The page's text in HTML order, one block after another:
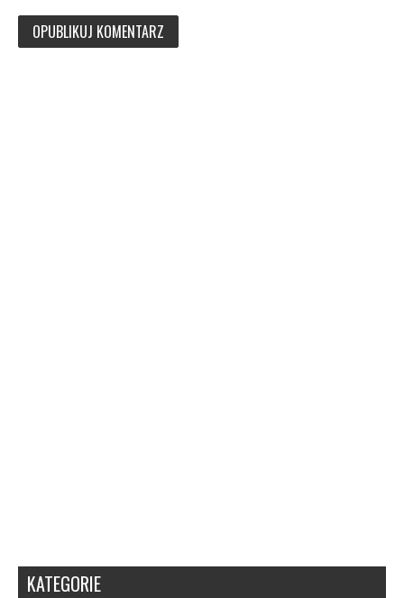
KATEGORIE